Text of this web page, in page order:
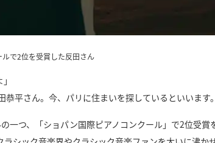
で2位を受賞した反田さん
平さん。今、パリに住まいを探しているといいます。
一つ、「ショパン国際ピアノコンクール」で2位受